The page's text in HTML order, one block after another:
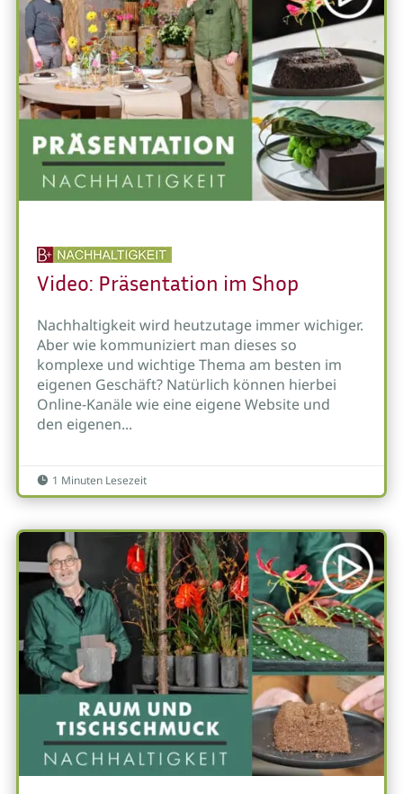
Video: Präsentation im Shop
Nachhaltigkeit wird heutzutage immer wichiger.
Aber wie kommuniziert man dieses so
komplexe und wichtige Thema am besten im
eigenen Geschäft? Natürlich können hierbei
Online-Kanäle wie eine eigene Website und
den eigenen...
 1 Minuten Lesezeit